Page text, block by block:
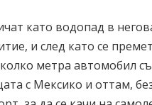
като водопад в
и след като се
метра автомобил
с Мексико и оттам,